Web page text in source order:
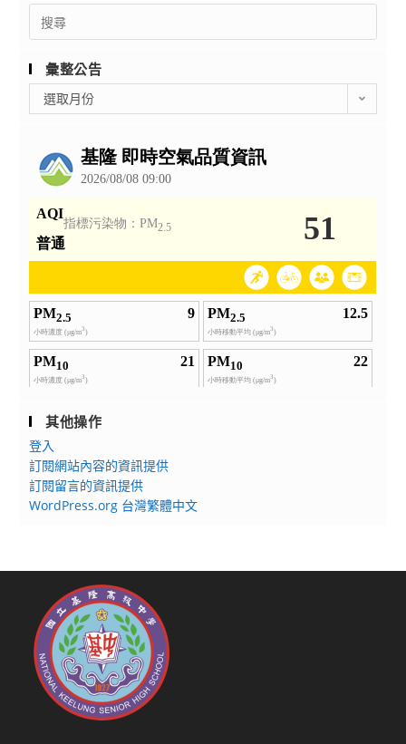
Search
for:
彙整公告
整
選取月份
其他操作
登入
訂閱網站內容的資訊提供
訂閱留言的資訊提供
WordPress.org 台灣繁體中文